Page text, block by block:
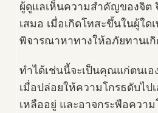
ผู้ดูแลเห็นความสำคัญของจิต
เสมอ เมื่อเกิดโทสะขึ้นในผู้ใ
พิจารณาหาทางให้อภัยทานเ
ทำได้เช่นนี้จะเป็นคุณแก่ตนเ
เมื่อปล่อยให้ความโกรธดับไ
เหลืออยู่ และอาจกระพือควา